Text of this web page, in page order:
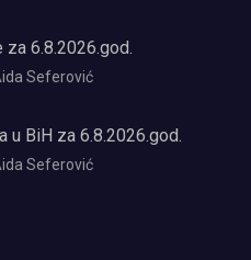
za 6.8.2026.god.
Seferović
u BiH za 6.8.2026.god.
Seferović